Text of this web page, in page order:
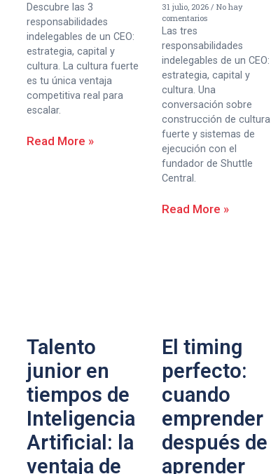
Descubre las 3
responsabilidades
indelegables de un CEO:
estrategia, capital y
cultura. La cultura fuerte
es tu única ventaja
competitiva real para
escalar.
Read More »
31 julio, 2026
No hay
comentarios
Las tres
responsabilidades
indelegables de un CEO:
estrategia, capital y
cultura. Una
conversación sobre
construcción de cultura
fuerte y sistemas de
ejecución con el
fundador de Shuttle
Central.
Read More »
Talento
junior en
tiempos de
Inteligencia
Artificial: la
ventaja de
El timing
perfecto:
cuando
emprender
después de
aprender